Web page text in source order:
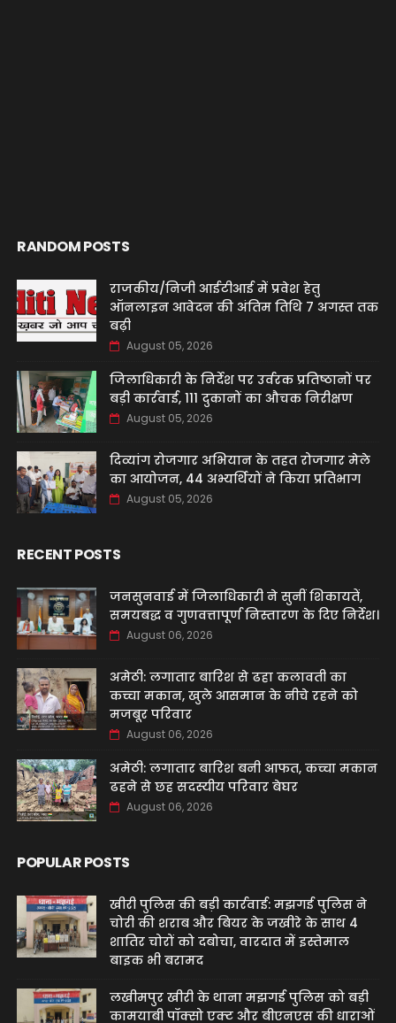
RANDOM POSTS
राजकीय/निजी आईटीआई में प्रवेश हेतु
ऑनलाइन आवेदन की अंतिम तिथि 7 अगस्त तक
बढ़ी
August 05, 2026
जिलाधिकारी के निर्देश पर उर्वरक प्रतिष्ठानों पर
बड़ी कार्रवाई, 111 दुकानों का औचक निरीक्षण
August 05, 2026
दिव्यांग रोजगार अभियान के तहत रोजगार मेले
का आयोजन, 44 अभ्यर्थियों ने किया प्रतिभाग
August 05, 2026
RECENT POSTS
जनसुनवाई में जिलाधिकारी ने सुनीं शिकायतें,
समयबद्ध व गुणवत्तापूर्ण निस्तारण के दिए निर्देश।
August 06, 2026
अमेठी: लगातार बारिश से ढहा कलावती का
कच्चा मकान, खुले आसमान के नीचे रहने को
मजबूर परिवार
August 06, 2026
अमेठी: लगातार बारिश बनी आफत, कच्चा मकान
ढहने से छह सदस्यीय परिवार बेघर
August 06, 2026
POPULAR POSTS
खीरी पुलिस की बड़ी कार्रवाई: मझगई पुलिस ने
चोरी की शराब और बियर के जखीरे के साथ 4
शातिर चोरों को दबोचा, वारदात में इस्तेमाल
बाइक भी बरामद
लखीमपुर खीरी के थाना मझगई पुलिस को बड़ी
कामयाबी पॉक्सो एक्ट और बीएनएस की धाराओं